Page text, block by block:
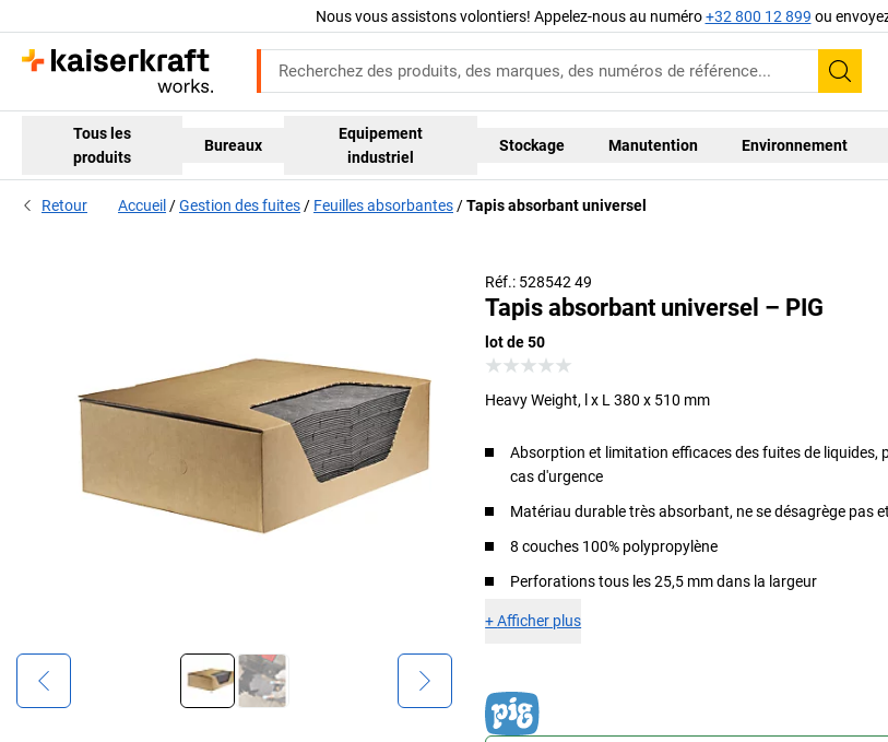
Nous vous assistons volontiers! Appelez-nous au numéro+32 800 12 899 ou
Tous les
produits
Bureaux
Equipement
industriel
Stockage Manutention Environnement
Retour Accueil Gestion des fuites Feuilles absorbantes Tapis absorbant universel
Réf.: 528542 49
Tapis absorbant universel – PIG
lot de 50
Heavy Weight, l x L 380 x 510 mm
Absorption et limitation efficaces des fuites de liquides,
cas d'urgence
Matériau durable très absorbant, ne se désagrège pas
8 couches 100% polypropylène
Perforations tous les 25,5 mm dans la largeur
+Afficher plus